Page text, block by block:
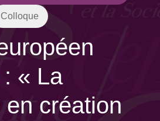
Colloque
« La
création